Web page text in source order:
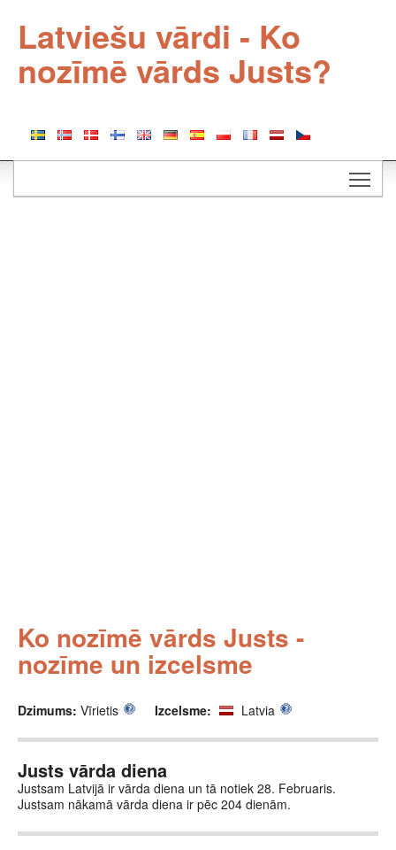
Latviešu vārdi - Ko
nozīmē vārds Justs?
Ko nozīmē vārds Justs -
nozīme un izcelsme
Dzimums: Vīrietis Izcelsme: Latvia
Justs vārda diena
Justsam Latvijā ir vārda diena un tā notiek 28. Februaris.
Justsam nākamā vārda diena ir pēc 204 dienām.